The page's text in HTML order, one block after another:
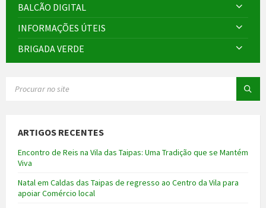
BALCÃO DIGITAL
INFORMAÇÕES ÚTEIS
BRIGADA VERDE
ARTIGOS RECENTES
Encontro de Reis na Vila das Taipas: Uma Tradição que se Mantém
Viva
Natal em Caldas das Taipas de regresso ao Centro da Vila para
apoiar Comércio local